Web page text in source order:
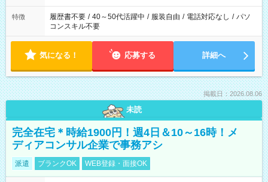
特徴 履歴書不要 / 40～50代活躍中 / 服装自由 / 電話対応なし / パソ
コンスキル不要
気になる！ 応募する 詳細へ
掲載日：2026.08.06
未読
完全在宅＊時給1900円！週4日＆10～16時！メ
ディアコンサル企業で事務アシ
派遣 ブランクOK WEB登録・面接OK